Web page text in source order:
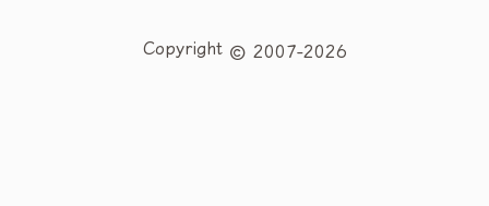
Copyright 2007-2026